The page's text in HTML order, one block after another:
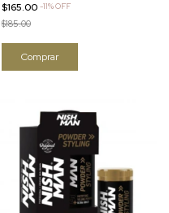
$165.00 -11%OFF
$185.00